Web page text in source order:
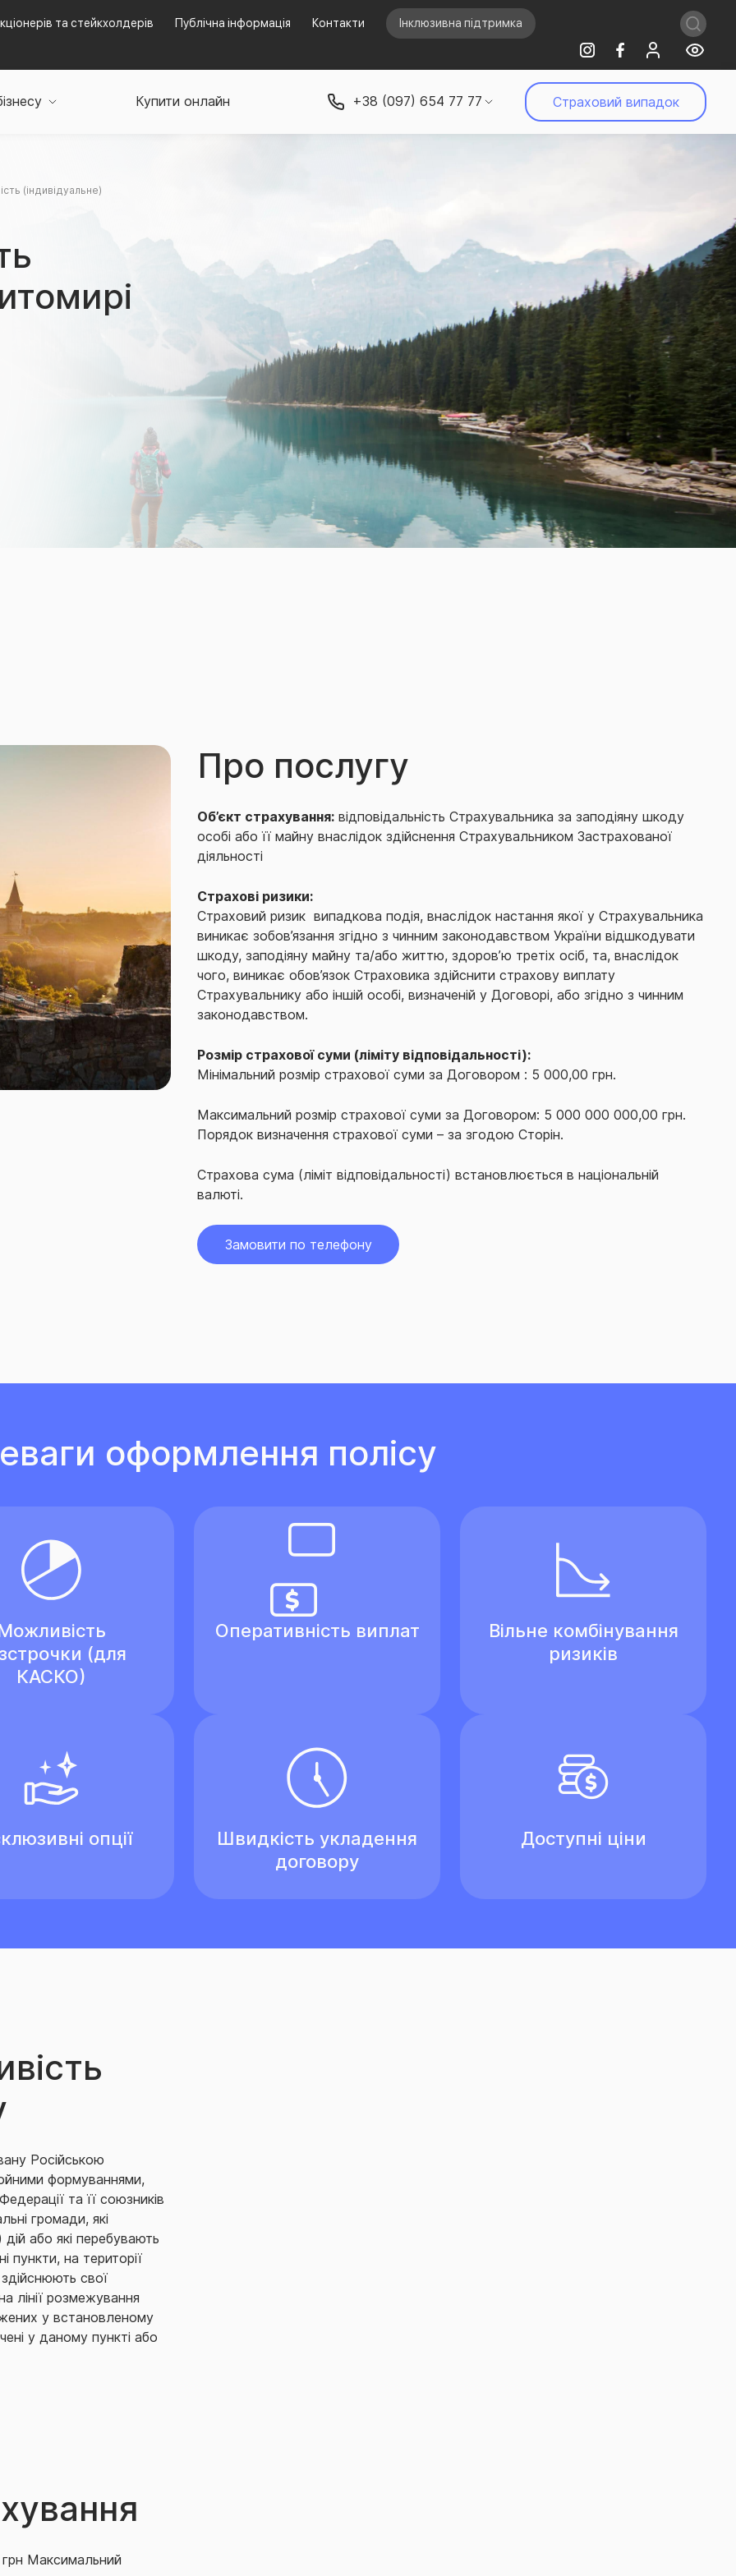
та стейкхолдерів Публічна інформація Контакти Інклюзивна підтримка
Купити онлайн +38 (097) 654 77 77 Страховий випадок
(індивідуальне)
Про послугу
Об’єкт страхування: відповідальність Страхувальника за заподіяну шкоду
особі або її майну внаслідок здійснення Страхувальником Застрахованої
діяльності
Страхові ризики:
Страховий ризик ­ випадкова подія, внаслідок настання якої у Страхувальника
виникає зобов’язання згідно з чинним законодавством України відшкодувати
шкоду, заподіяну майну та/або життю, здоров’ю третіх осіб, та, внаслідок
чого, виникає обов’язок Страховика здійснити страхову виплату
Страхувальнику або іншій особі, визначеній у Договорі, або згідно з чинним
законодавством.
Розмір страхової суми (ліміту відповідальності):
Мінімальний розмір страхової суми за Договором : 5 000,00 грн.
Максимальний розмір страхової суми за Договором: 5 000 000 000,00 грн.
Порядок визначення страхової суми – за згодою Сторін.
Страхова сума (ліміт відповідальності) встановлюється в національній
валюті.
Замовити по телефону
оформлення полісу
(для
КАСКО)
Оперативність виплат
Вільне комбінування
ризиків
опції
Швидкість укладення
договору
Доступні ціни
Російською
формуваннями,
та її союзників
громади, які
або які перебувають
пункти, на території
свої
лінії розмежування
у встановленому
у даному пункті або
від
де проходять
карті бойових дій за
грн Максимальний